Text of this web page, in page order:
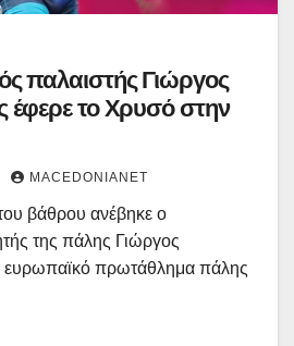
παλαιστής Γιώργος
έφερε το Χρυσό στην
MACEDONIANET
βάθρου ανέβηκε ο
της πάλης Γιώργος
ευρωπαϊκό πρωτάθλημα πάλης